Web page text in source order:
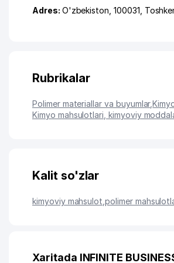
Adres: O'zbekiston, 100031,
Rubrikalar
Polimer materiallar va buyumlar,
Kimyo mahsulotlari, kimyoviy
Kalit so'zlar
kimyoviy mahsulot ,polimer
Xaritada INFINITE